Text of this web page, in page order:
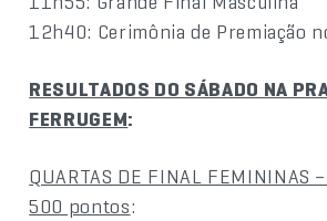
12h40: Cerimônia de Premiação
RESULTADOS DO SÁBADO NA
FERRUGEM:
QUARTAS DE FINAL FEMININAS
500 pontos: